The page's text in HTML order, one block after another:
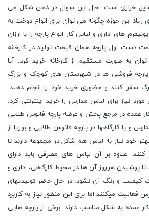
خرازی است. حال این سوال در ذهن شکل می
زیاد این حوزه چگونه می توان برای انواع دوخت به
های اداری و لباس کار انواع پارچه را با ارزان
دست اول پارچه همان قیمت تولید در کارخانه
به صورت مستقیم از کارخانه خرید کرد. آیا
پارچه فروشی ها در شهرستان های کوچک و بزرگ
سفر کنند و حضوری خرید خود را انجام دهند.
نیاز برای لباس مدارس را خرید اینترنتی کرد.
عمده در مرجع پخش و عرضه پارچه فانوس طلایی
و یا کارگاهها در پارچه فانوس طلایی و بوریا از
خود نیاز به لباس هم شکل در مجموعه دارند تا
کنند. علاوه بر آن لباس های مصرفی باید دارای
تا پوشیدن هرروز آن ها در محیط کارگاهی، اداری و
کیفیت و رنگ آن نشود. در حال حاضر تولیدیهای
فعالیت میکنند اما برای این منظور نیاز به کاربرد
عمده به شکل مناسب دارند. برخی از پارچه هایی